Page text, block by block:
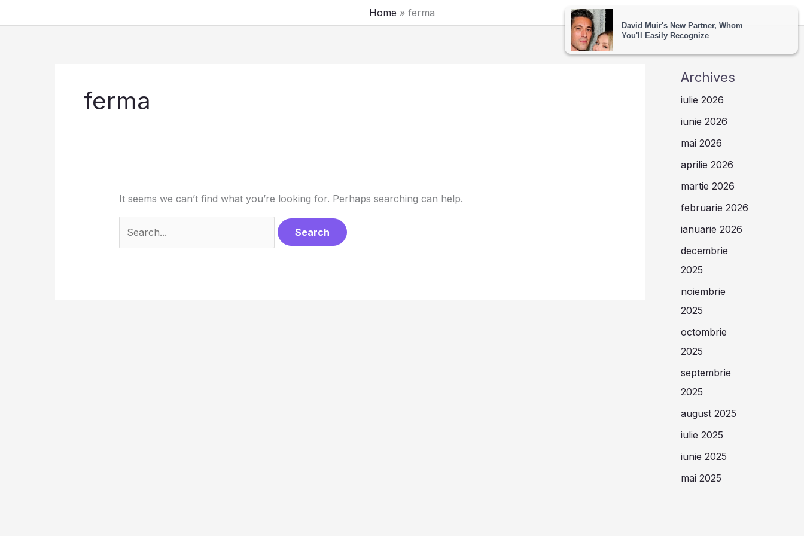
to
Home ferma
ferma
It seems we can’t find what you’re looking for. Perhaps searching can help.
Archives
iulie 2026
iunie 2026
mai 2026
aprilie 2026
martie 2026
februarie 2026
ianuarie 2026
decembrie
2025
noiembrie
2025
octombrie
2025
septembrie
2025
august 2025
iulie 2025
iunie 2025
mai 2025